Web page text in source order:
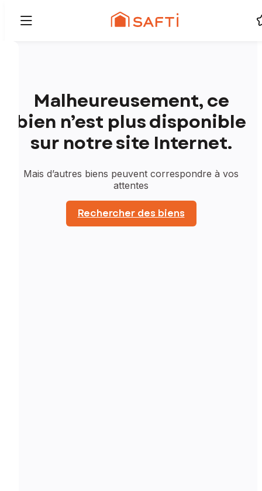
Malheureusement, ce
bien n’est plus disponible
sur notre site Internet.
Mais d’autres biens peuvent correspondre à vos
attentes
Rechercher des biens